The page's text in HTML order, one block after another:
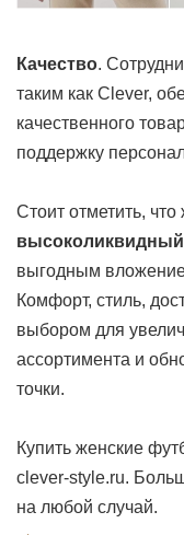
Качество.
таким как Clever,
качественного
поддержку
Стоит отметить,
высоколиквидный
выгодным
Комфорт, стиль,
выбором для
ассортимента и
точки.
Купить женские
clever-style.ru.
на любой случай.